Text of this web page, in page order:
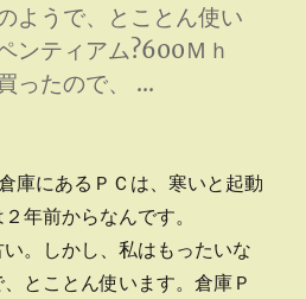
ようで、とことん使い
ンティアム?600Ｍｈ
ったので、 …
の
庫にあるＰＣは、寒いと起動
年前からなんです。
。しかし、私はもったいな
とことん使います。倉庫Ｐ